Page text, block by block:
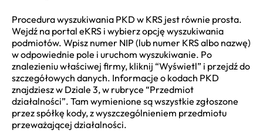
Procedura wyszukiwania PKD w KRS jest równie prosta.
Wejdź na portal eKRS i wybierz opcję wyszukiwania
podmiotów. Wpisz numer NIP (lub numer KRS albo nazwę)
w odpowiednie pole i uruchom wyszukiwanie. Po
znalezieniu właściwej firmy, kliknij “Wyświetl” i przejdź do
szczegółowych danych. Informacje o kodach PKD
znajdziesz w Dziale 3, w rubryce “Przedmiot
działalności”. Tam wymienione są wszystkie zgłoszone
przez spółkę kody, z wyszczególnieniem przedmiotu
przeważającej działalności.